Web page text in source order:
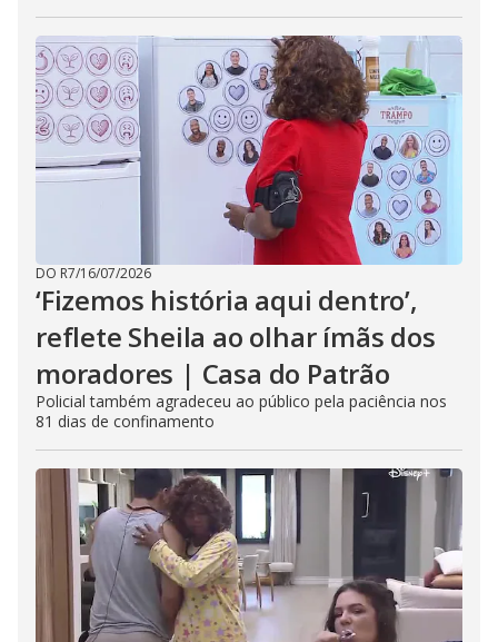
DO R7/16/07/2026
‘Fizemos história aqui dentro’,
reflete Sheila ao olhar ímãs dos
moradores | Casa do Patrão
Policial também agradeceu ao público pela paciência nos
81 dias de confinamento